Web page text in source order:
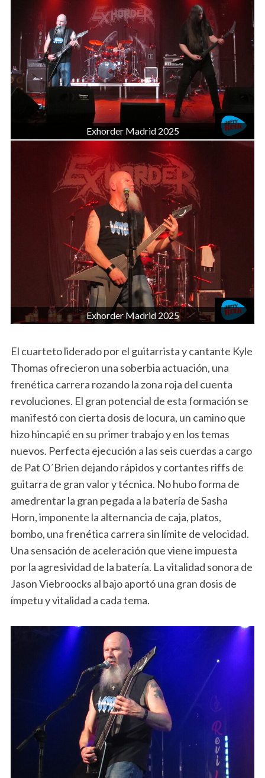
Exhorder Madrid 2025
Exhorder Madrid 2025
El cuarteto liderado por el guitarrista y cantante Kyle
Thomas ofrecieron una soberbia actuación, una
frenética carrera rozando la zona roja del cuenta
revoluciones. El gran potencial de esta formación se
manifestó con cierta dosis de locura, un camino que
hizo hincapié en su primer trabajo y en los temas
nuevos. Perfecta ejecución a las seis cuerdas a cargo
de Pat O´Brien dejando rápidos y cortantes riffs de
guitarra de gran valor y técnica. No hubo forma de
amedrentar la gran pegada a la batería de Sasha
Horn, imponente la alternancia de caja, platos,
bombo, una frenética carrera sin límite de velocidad.
Una sensación de aceleración que viene impuesta
por la agresividad de la batería. La vitalidad sonora de
Jason Viebroocks al bajo aportó una gran dosis de
ímpetu y vitalidad a cada tema.